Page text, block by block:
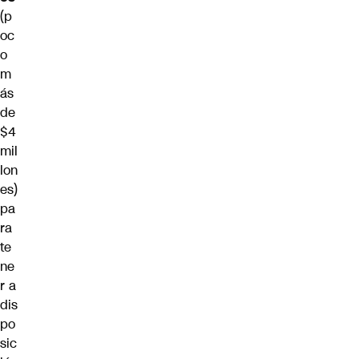
(p
oc
o
m
ás
de
$4
mil
lon
es)
pa
ra
te
ne
r a
dis
po
sic